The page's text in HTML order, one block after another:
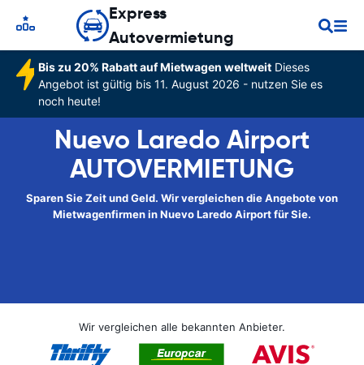
Express
Autovermietung
Bis zu 20% Rabatt auf Mietwagen weltweitDieses
Angebot ist gültig bis 11. August 2026 - nutzen Sie es
noch heute!
Nuevo Laredo Airport
AUTOVERMIETUNG
Sparen Sie Zeit und Geld. Wir vergleichen die Angebote von
Mietwagenfirmen in Nuevo Laredo Airport für Sie.
Wir vergleichen alle bekannten Anbieter.